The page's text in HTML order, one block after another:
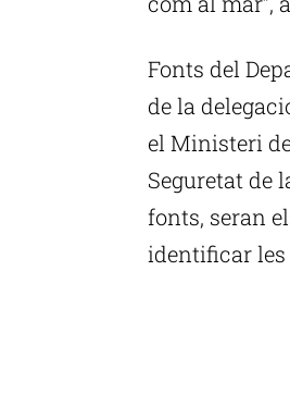
Fonts del
de la
el Ministeri
Seguretat de
fonts, seran
identificar les